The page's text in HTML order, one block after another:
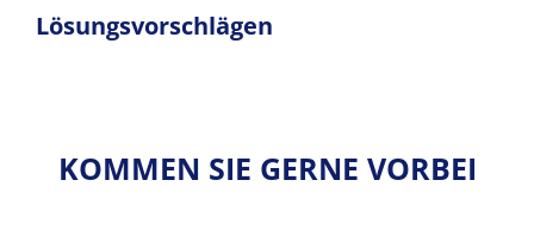
Lösungsvorschlägen
KOMMEN SIE GERNE VORBEI